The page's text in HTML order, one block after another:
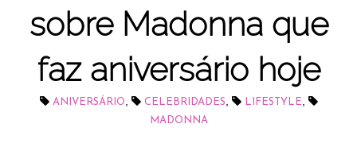
sobre Madonna que
faz aniversário hoje
ANIVERSÁRIO CELEBRIDADES LIFESTYLE
MADONNA